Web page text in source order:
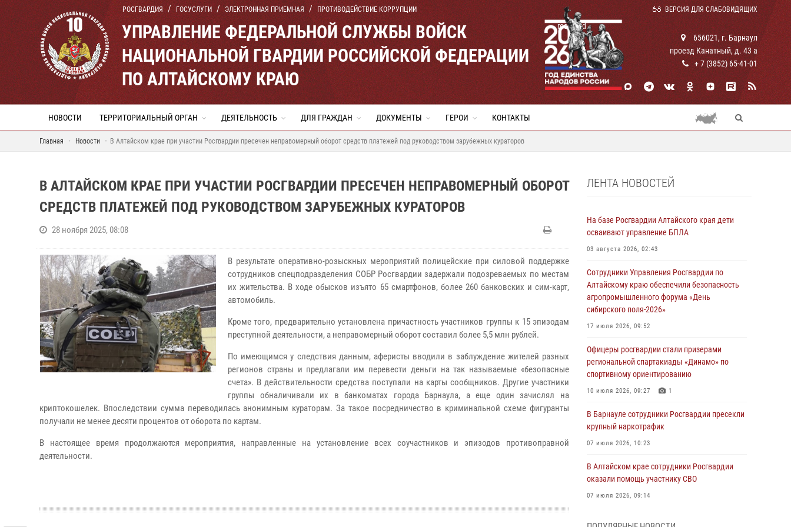
РОСГВАРДИЯ ГОСУСЛУГИ ЭЛЕКТРОННАЯ ПРИЕМНАЯ ПРОТИВОДЕЙСТВИЕ КОРРУПЦИИ ВЕРСИЯ ДЛЯ СЛАБОВИДЯЩИХ
УПРАВЛЕНИЕ ФЕДЕРАЛЬНОЙ СЛУЖБЫ ВОЙСК
НАЦИОНАЛЬНОЙ ГВАРДИИ РОССИЙСКОЙ ФЕДЕРАЦИИ
ПО АЛТАЙСКОМУ КРАЮ
rosguard
656021, г. Барнаул
проезд Канатный, д. 43 а
+ 7 (3852) 65-41-01
НОВОСТИ ТЕРРИТОРИАЛЬНЫЙ ОРГАН ДЕЯТЕЛЬНОСТЬ ДЛЯ ГРАЖДАН ДОКУМЕНТЫ ГЕРОИ КОНТАКТЫ
Главная Новости В Алтайском крае при участии Росгвардии пресечен неправомерный оборот средств платежей под руководством зарубежных кураторов
В АЛТАЙСКОМ КРАЕ ПРИ УЧАСТИИ РОСГВАРДИИ ПРЕСЕЧЕН НЕПРАВОМЕРНЫЙ ОБОРОТ
СРЕДСТВ ПЛАТЕЖЕЙ ПОД РУКОВОДСТВОМ ЗАРУБЕЖНЫХ КУРАТОРОВ
28 ноября 2025, 08:08
В результате оперативно-розыскных мероприятий полицейские при силовой поддержке
сотрудников спецподразделения СОБР Росгвардии задержали подозреваемых по местам
их жительства. В ходе обысков изъято 65 смартфонов, более 260 банковских и сим-карт,
автомобиль.
Кроме того, предварительно установлена причастность участников группы к 15 эпизодам
преступной деятельности, а неправомерный оборот составил более 5,5 млн рублей.
По имеющимся у следствия данным, аферисты вводили в заблуждение жителей разных
регионов страны и предлагали им перевести деньги на так называемые «безопасные
счета». В действительности средства поступали на карты сообщников. Другие участники
группы обналичивали их в банкоматах города Барнаула, а еще один зачислял на
криптокошелек. Впоследствии сумма переводилась анонимным кураторам. За такое посредничество в криминальной схеме фигуранты
получали не менее десяти процентов от оборота по картам.
В настоящее время продолжаются мероприятия, направленные на установление всех соучастников и эпизодов противоправной
деятельности.
ЛЕНТА НОВОСТЕЙ
На базе Росгвардии Алтайского края дети
осваивают управление БПЛА
03 августа 2026, 02:43
Сотрудники Управления Росгвардии по
Алтайскому краю обеспечили безопасность
агропромышленного форума «День
сибирского поля-2026»
17 июля 2026, 09:52
Офицеры росгвардии стали призерами
региональной спартакиады «Динамо» по
спортивному ориентированию
10 июля 2026, 09:27 1
В Барнауле сотрудники Росгвардии пресекли
крупный наркотрафик
07 июля 2026, 10:23
В Алтайском крае сотрудники Росгвардии
оказали помощь участнику СВО
07 июля 2026, 09:14